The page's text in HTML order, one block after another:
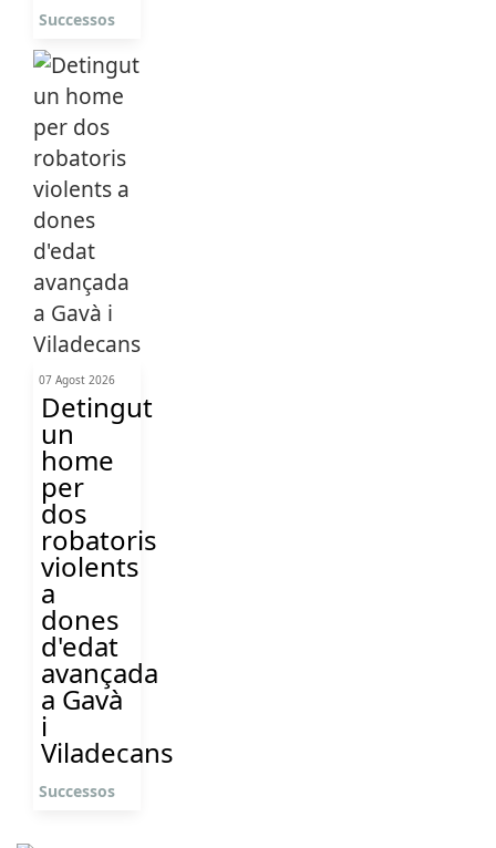
Successos
07 Agost 2026
Detingut
un
home
per
dos
robatoris
violents
a
dones
d'edat
avançada
a Gavà
i
Viladecans
Successos